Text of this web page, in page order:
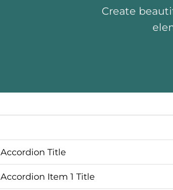
Create
Accordion Title
Accordion Item 1 Title